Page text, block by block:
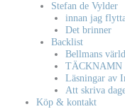
Stefan de Vylder
innan jag
Det brinner
Backlist
Bellmans
TÄCKNAMN
Läsningar av
Att skriva
Köp & kontakt